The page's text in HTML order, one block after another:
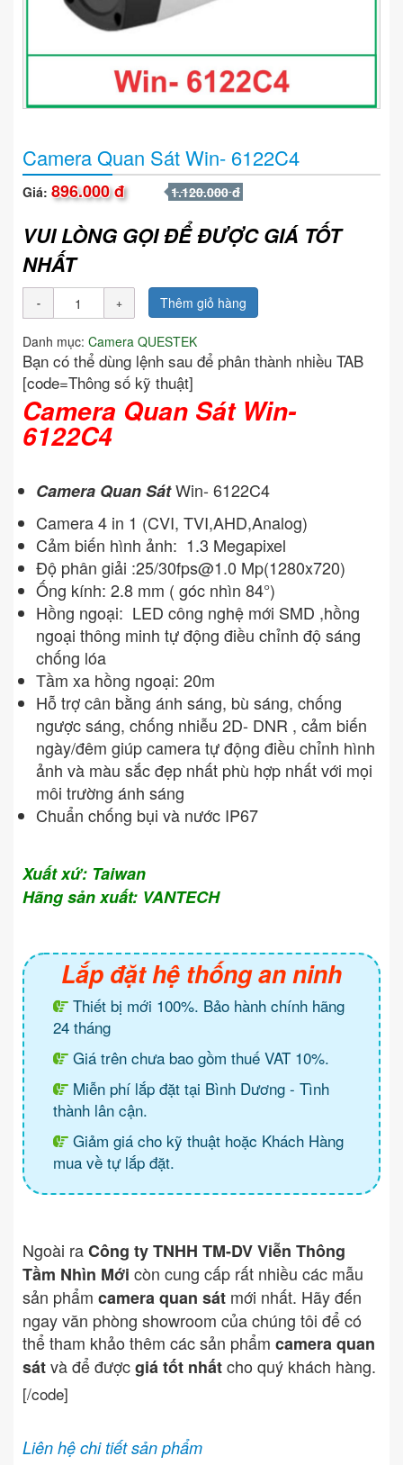
Camera Quan Sát Win- 6122C4
Giá: 896.000 đ 1.120.000 đ
VUI LÒNG GỌI ĐỂ ĐƯỢC GIÁ TỐT
NHẤT
Thêm giỏ hàng
Danh mục: Camera QUESTEK
Bạn có thể dùng lệnh sau để phân thành nhiều TAB
[code=Thông số kỹ thuật]
Camera Quan Sát Win-
6122C4
Camera Quan SátWin- 6122C4
Camera 4 in 1 (CVI, TVI,AHD,Analog)
Cảm biến hình ảnh: 1.3 Megapixel
Độ phân giải :25/30fps@1.0 Mp(1280x720)
Ống kính: 2.8 mm ( góc nhìn 84°)
Hồng ngoại: LED công nghệ mới SMD ,hồng
ngoại thông minh tự động điều chỉnh độ sáng
chống lóa
Tầm xa hồng ngoại: 20m
Hỗ trợ cân bằng ánh sáng, bù sáng, chống
ngược sáng, chống nhiễu 2D- DNR , cảm biến
ngày/đêm giúp camera tự động điều chỉnh hình
ảnh và màu sắc đẹp nhất phù hợp nhất với mọi
môi trường ánh sáng
Chuẩn chống bụi và nước IP67
Xuất xứ: Taiwan
Hãng sản xuất: VANTECH
Lắp đặt hệ thống an ninh
Thiết bị mới 100%. Bảo hành chính hãng
24 tháng
Giá trên chưa bao gồm thuế VAT 10%.
Miễn phí lắp đặt tại Bình Dương - Tình
thành lân cận.
Giảm giá cho kỹ thuật hoặc Khách Hàng
mua về tự lắp đặt.
Ngoài raCông ty TNHH TM-DV Viễn Thông
Tầm Nhìn Mới còn cung cấp rất nhiều các mẫu
sản phẩm camera quan sát mới nhất. Hãy đến
ngay văn phòng showroom của chúng tôi để có
thể tham khảo thêm các sản phẩm camera quan
sátvà để đượcgiá tốt nhấtcho quý khách hàng.
[/code]
Liên hệ chi tiết sản phẩm